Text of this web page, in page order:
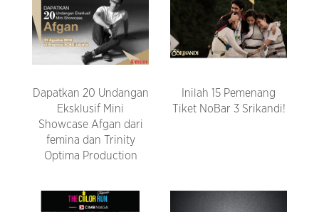
Dapatkan 20 Undangan
Eksklusif Mini
Showcase Afgan dari
femina dan Trinity
Optima Production
Inilah 15 Pemenang
Tiket NoBar 3 Srikandi!